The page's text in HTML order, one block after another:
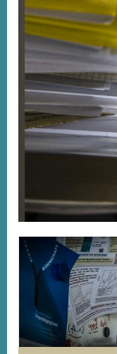
Digitale Angebote
Zugriff auf das
Mehr